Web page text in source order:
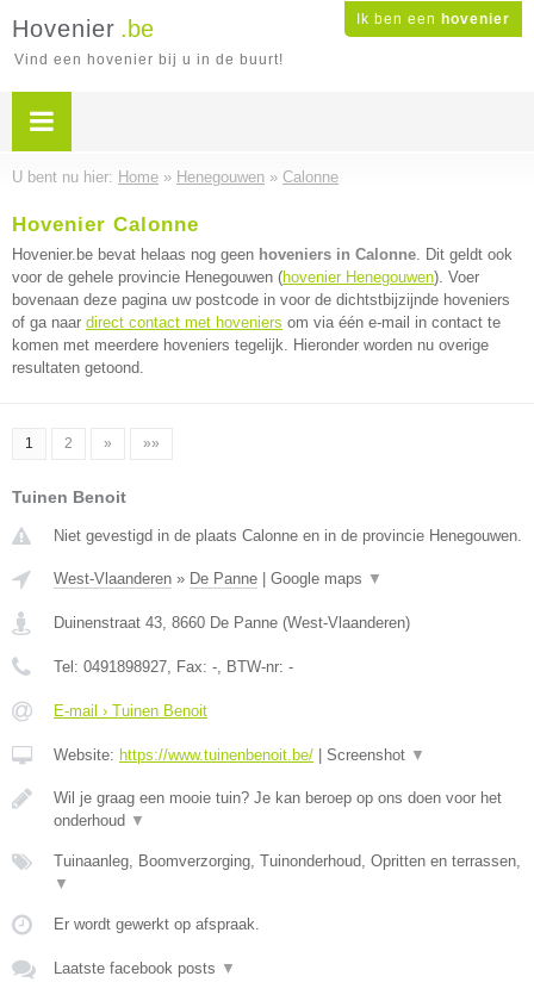
Ik ben een hovenier
Hovenier .be
Vind een hovenier bij u in de buurt!
U bent nu hier: Home » Henegouwen » Calonne
Hovenier Calonne
Hovenier.be bevat helaas nog geen hoveniers in Calonne. Dit geldt ook
voor de gehele provincie Henegouwen (hovenier Henegouwen). Voer
bovenaan deze pagina uw postcode in voor de dichtstbijzijnde hoveniers
of ga naar direct contact met hoveniers om via één e-mail in contact te
komen met meerdere hoveniers tegelijk. Hieronder worden nu overige
resultaten getoond.
1 2 » »»
Tuinen Benoit
Niet gevestigd in de plaats Calonne en in de provincie Henegouwen.
West-Vlaanderen » De Panne Google maps ▼
Duinenstraat 43, 8660 De Panne (West-Vlaanderen)
Tel: 0491898927, Fax: -, BTW-nr: -
E-mail › Tuinen Benoit
Website: https://www.tuinenbenoit.be/ Screenshot ▼
Wil je graag een mooie tuin? Je kan beroep op ons doen voor het
onderhoud ▼
Tuinaanleg, Boomverzorging, Tuinonderhoud, Opritten en terrassen,
▼
Er wordt gewerkt op afspraak.
Laatste facebook posts ▼